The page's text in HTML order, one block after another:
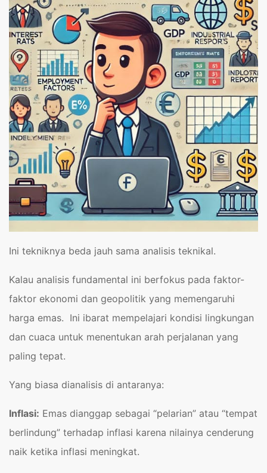
Ini tekniknya beda jauh sama analisis teknikal.
Kalau analisis fundamental ini berfokus pada faktor-
faktor ekonomi dan geopolitik yang memengaruhi
harga emas. Ini ibarat mempelajari kondisi lingkungan
dan cuaca untuk menentukan arah perjalanan yang
paling tepat.
Yang biasa dianalisis di antaranya:
Inflasi: Emas dianggap sebagai “pelarian” atau “tempat
berlindung” terhadap inflasi karena nilainya cenderung
naik ketika inflasi meningkat.